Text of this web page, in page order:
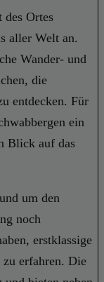
des Ortes
aller Welt an.
Wander- und
die
entdecken. Für
ein
Blick auf das
um den
noch
erstklassige
erfahren. Die